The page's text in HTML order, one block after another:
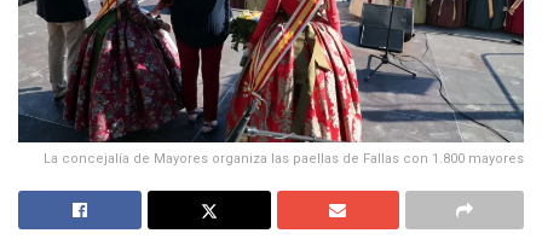
La concejalía de Mayores organiza las paellas de Fallas con 1.800 mayores